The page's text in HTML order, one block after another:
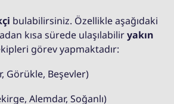
bulabilirsiniz. Özellikle aşağıdaki
kısa sürede ulaşılabiliryakın
görev yapmaktadır:
Görükle, Beşevler)
Alemdar, Soğanlı)